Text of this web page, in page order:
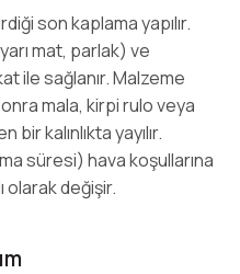
son kaplama yapılır.
mat, parlak) ve
ile sağlanır. Malzeme
mala, kirpi rulo veya
bir kalınlıkta yayılır.
süresi) hava koşullarına
olarak değişir.